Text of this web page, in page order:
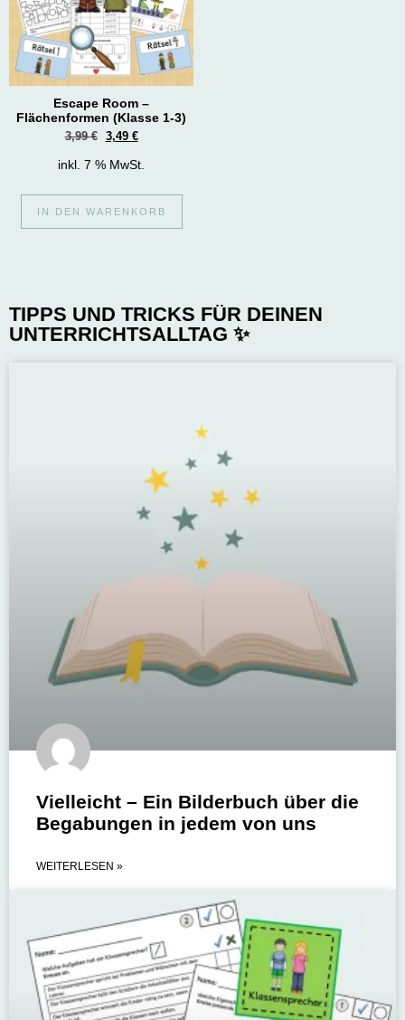
Escape Room –
Flächenformen (Klasse 1-3)
3,99€ 3,49 €
inkl. 7 % MwSt.
IN DEN WARENKORB
TIPPS UND TRICKS FÜR DEINEN
UNTERRICHTSALLTAG ✨
Vielleicht – Ein Bilderbuch über die
Begabungen in jedem von uns
WEITERLESEN »